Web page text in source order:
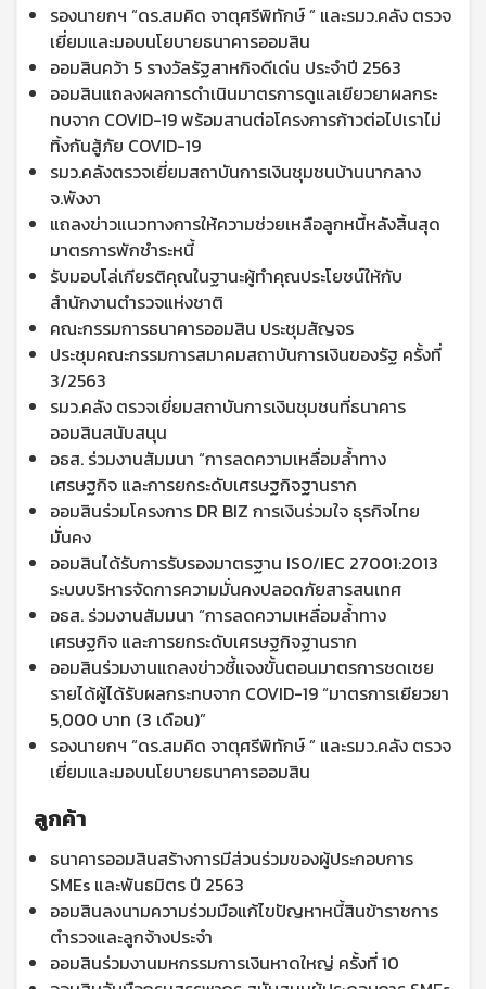
รองนายกฯ “ดร.สมคิด จาตุศรีพิทักษ์ ” และรมว.คลัง ตรวจ
เยี่ยมและมอบนโยบายธนาคารออมสิน
ออมสินคว้า 5 รางวัลรัฐสาหกิจดีเด่น ประจำปี 2563
ออมสินแถลงผลการดำเนินมาตรการดูแลเยียวยาผลกระ
ทบจาก COVID-19 พร้อมสานต่อโครงการก้าวต่อไปเราไม่
ทิ้งกันสู้ภัย COVID-19
รมว.คลังตรวจเยี่ยมสถาบันการเงินชุมชนบ้านนากลาง
จ.พังงา
แถลงข่าวแนวทางการให้ความช่วยเหลือลูกหนี้หลังสิ้นสุด
มาตรการพักชำระหนี้
รับมอบโล่เกียรติคุณในฐานะผู้ทำคุณประโยชน์ให้กับ
สำนักงานตำรวจแห่งชาติ
คณะกรรมการธนาคารออมสิน ประชุมสัญจร
ประชุมคณะกรรมการสมาคมสถาบันการเงินของรัฐ ครั้งที่
3/2563
รมว.คลัง ตรวจเยี่ยมสถาบันการเงินชุมชนที่ธนาคาร
ออมสินสนับสนุน
อธส. ร่วมงานสัมมนา “การลดความเหลื่อมล้ำทาง
เศรษฐกิจ และการยกระดับเศรษฐกิจฐานราก
ออมสินร่วมโครงการ DR BIZ การเงินร่วมใจ ธุรกิจไทย
มั่นคง
ออมสินได้รับการรับรองมาตรฐาน ISO/IEC 27001:2013
ระบบบริหารจัดการความมั่นคงปลอดภัยสารสนเทศ
อธส. ร่วมงานสัมมนา “การลดความเหลื่อมล้ำทาง
เศรษฐกิจ และการยกระดับเศรษฐกิจฐานราก
ออมสินร่วมงานแถลงข่าวชี้แจงขั้นตอนมาตรการชดเชย
รายได้ผู้ได้รับผลกระทบจาก COVID-19 “มาตรการเยียวยา
5,000 บาท (3 เดือน)”
รองนายกฯ “ดร.สมคิด จาตุศรีพิทักษ์ ” และรมว.คลัง ตรวจ
เยี่ยมและมอบนโยบายธนาคารออมสิน
ลูกค้า
ธนาคารออมสินสร้างการมีส่วนร่วมของผู้ประกอบการ
SMEs และพันธมิตร ปี 2563
ออมสินลงนามความร่วมมือแก้ไขปัญหาหนี้สินข้าราชการ
ตำรวจและลูกจ้างประจำ
ออมสินร่วมงานมหกรรมการเงินหาดใหญ่ ครั้งที่ 10